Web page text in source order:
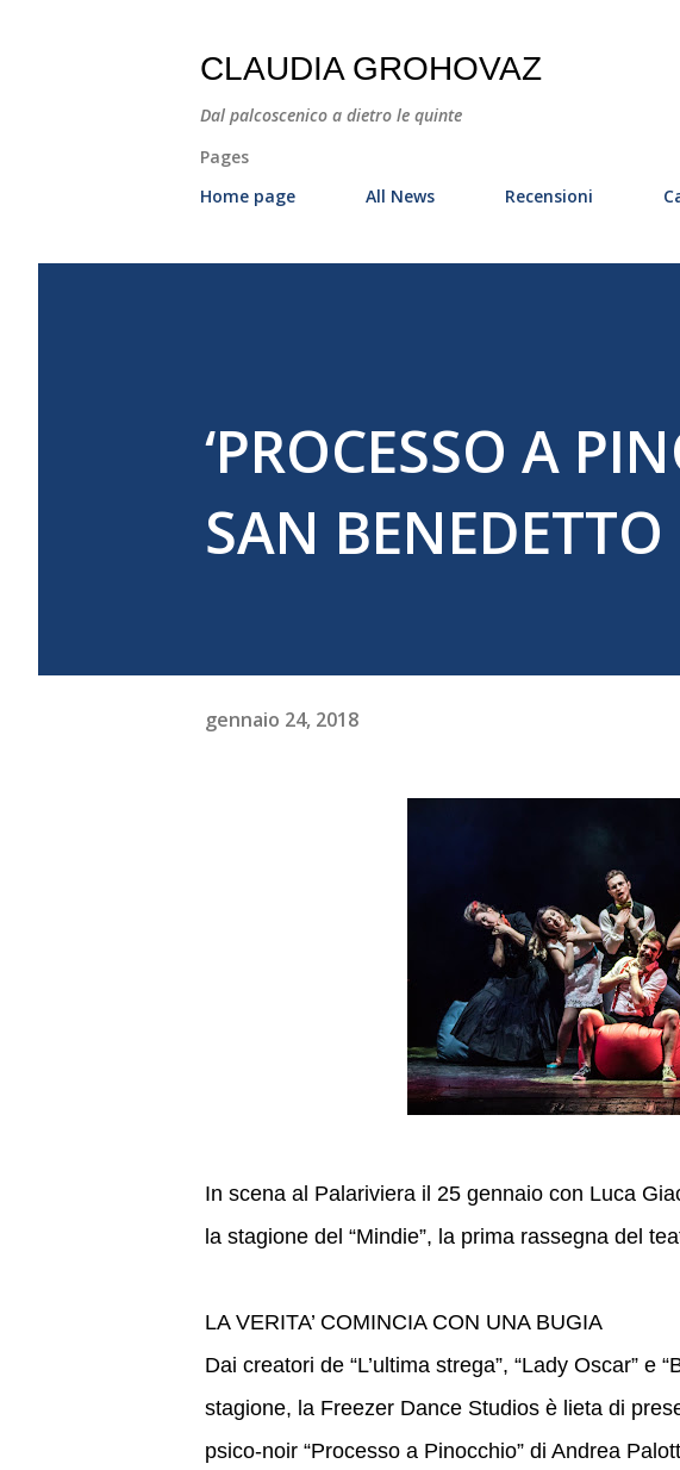
CLAUDIA GROHOVAZ
Dal palcoscenico a dietro le quinte
Pages
Home page
All News Recensioni
‘PROCESSO A
SAN
gennaio 24, 2018
In scena al Palariviera il 25 gennaio con Luca
la stagione del “Mindie”, la prima rassegna del
LA VERITA’ COMINCIA CON UNA BUGIA
Dai creatori de “L’ultima strega”, “Lady Oscar” e
stagione, la Freezer Dance Studios è lieta di
psico-noir “Processo a Pinocchio” di Andrea